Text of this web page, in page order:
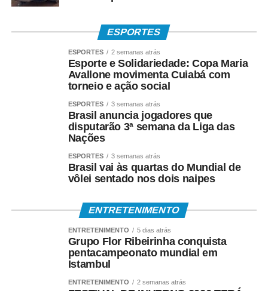
da Justiça Eleitoral de “assumir o papel de árbitro” da
qualidade das pesquisas.
“Entendemos que iniciativas dessa natureza precisam ser
construídas em diálogo com a comunidade científica e
com os institutos de pesquisa, para que não acabem
estimulando práticas oportunistas e desvalorizando o
rigor metodológico que deve orientar toda pesquisa
séria”, completou.
COMENTE ABAIXO:
WhatsApp
Facebook
Twitter
Messenger
LinkedIn
Share
ESPORTES
ESPORTES 2 semanas atrás
Esporte e Solidariedade: Copa Maria
Avallone movimenta Cuiabá com
torneio e ação social
ESPORTES 3 semanas atrás
Brasil anuncia jogadores que
disputarão 3ª semana da Liga das
Nações
ESPORTES 3 semanas atrás
Brasil vai às quartas do Mundial de
vôlei sentado nos dois naipes
ENTRETENIMENTO
ENTRETENIMENTO 5 dias atrás
Grupo Flor Ribeirinha conquista
pentacampeonato mundial em
Istambul
ENTRETENIMENTO 2 semanas atrás